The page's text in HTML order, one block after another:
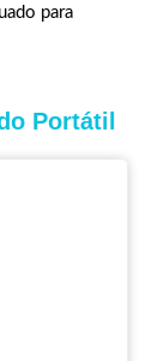
para
Portátil